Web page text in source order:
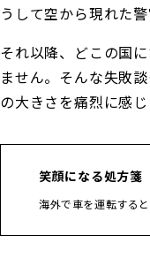
うして空から現れた
それ以降、どこの国
ません。そんな失敗
の大きさを痛烈に感じ
笑顔になる処方箋
海外で車を運転する